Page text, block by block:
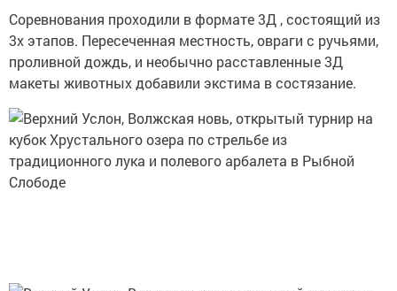
Соревнования проходили в формате 3Д , состоящий из
3х этапов. Пересеченная местность, овраги с ручьями,
проливной дождь, и необычно расставленные 3Д
макеты животных добавили экстима в состязание.